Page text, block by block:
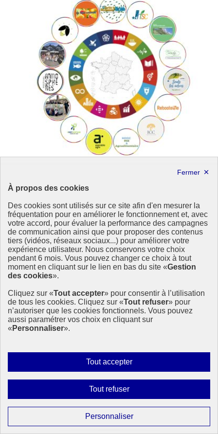
À propos des cookies
Des cookies sont utilisés sur ce site afin d'en mesurer la
fréquentation pour en améliorer le fonctionnement et, avec
votre accord, pour évaluer la performance des campagnes
de communication ainsi que pour proposer des contenus
tiers (vidéos, réseaux sociaux...) pour améliorer votre
expérience utilisateur. Nous conservons votre choix
pendant 6 mois. Vous pouvez changer ce choix à tout
moment en cliquant sur le lien en bas du site «Gestion
des cookies».
Cliquez sur «Tout accepter» pour consentir à l’utilisation
de tous les cookies. Cliquez sur «Tout refuser» pour
n’autoriser que les cookies fonctionnels. Vous pouvez
aussi paramétrer vos choix en cliquant sur
« Personnaliser».
Tout accepterAutoriser
tous
Tout refuserInterdire
tous
PersonnaliserParamétrer
les
Cette semaine, à travers trois questions, Sophie Mazoué, directrice
RSE, partage les raisons de l’engagement de la RATP sur les enjeux
de développement durable.
17 juin 2021 - En France